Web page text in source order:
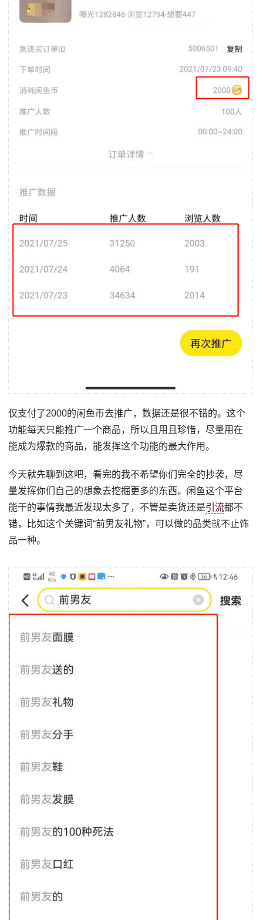
仅支付了2000的闲鱼币去推广，数据还是很不错的。这个
功能每天只能推广一个商品，所以且用且珍惜，尽量用在
能成为爆款的商品，能发挥这个功能的最大作用。
今天就先聊到这吧，看完的我不希望你们完全的抄袭，尽
量发挥你们自己的想象去挖掘更多的东西。闲鱼这个平台
能干的事情我最近发现太多了，不管是卖货还是引流都不
错，比如这个关键词“前男友礼物”，可以做的品类就不止饰
品一种。